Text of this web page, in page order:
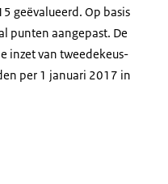
geëvalueerd. Op basis
punten aangepast. De
inzet van tweedekeus-
per 1 januari 2017 in